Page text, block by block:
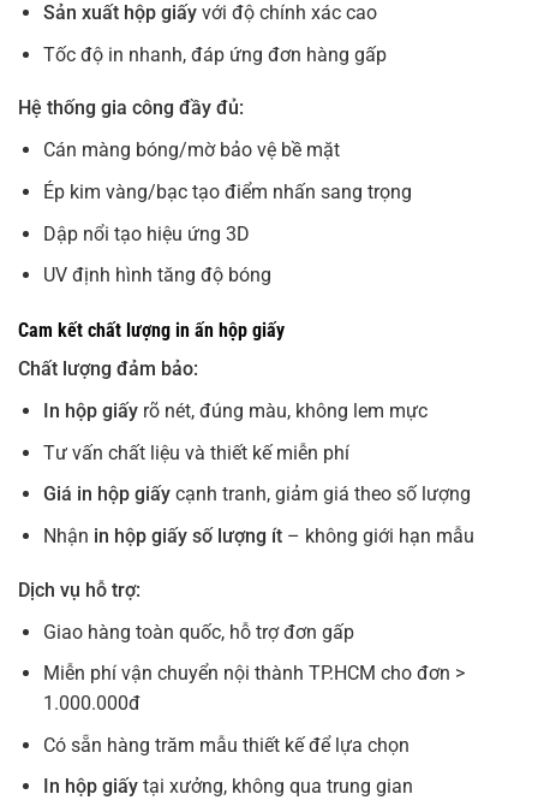
Sản xuất hộp giấyvới độ chính xác cao
Tốc độ in nhanh, đáp ứng đơn hàng gấp
Hệ thống gia công đầy đủ:
Cán màng bóng/mờ bảo vệ bề mặt
Ép kim vàng/bạc tạo điểm nhấn sang trọng
Dập nổi tạo hiệu ứng 3D
UV định hình tăng độ bóng
Cam kết chất lượng in ấn hộp giấy
Chất lượng đảm bảo:
In hộp giấyrõ nét, đúng màu, không lem mực
Tư vấn chất liệu và thiết kế miễn phí
Giá in hộp giấycạnh tranh, giảm giá theo số lượng
Nhận in hộp giấy số lượng ít– không giới hạn mẫu
Dịch vụ hỗ trợ:
Giao hàng toàn quốc, hỗ trợ đơn gấp
Miễn phí vận chuyển nội thành TP.HCM cho đơn >
1.000.000đ
Có sẵn hàng trăm mẫu thiết kế để lựa chọn
In hộp giấytại xưởng, không qua trung gian